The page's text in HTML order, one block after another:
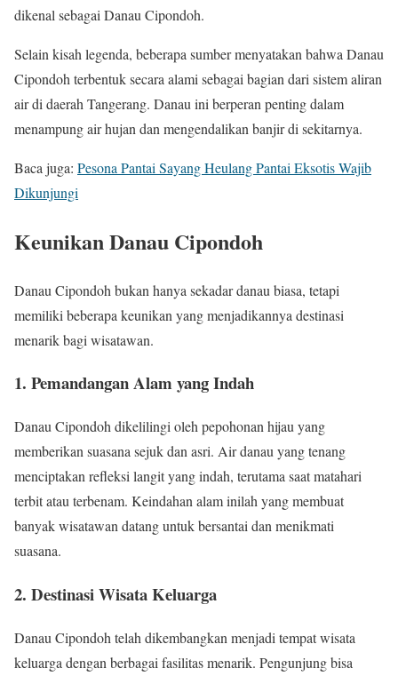
dikenal sebagai Danau Cipondoh.
Selain kisah legenda, beberapa sumber menyatakan bahwa Danau
Cipondoh terbentuk secara alami sebagai bagian dari sistem aliran
air di daerah Tangerang. Danau ini berperan penting dalam
menampung air hujan dan mengendalikan banjir di sekitarnya.
Baca juga: Pesona Pantai Sayang Heulang Pantai Eksotis Wajib
Dikunjungi
Keunikan Danau Cipondoh
Danau Cipondoh bukan hanya sekadar danau biasa, tetapi
memiliki beberapa keunikan yang menjadikannya destinasi
menarik bagi wisatawan.
1. Pemandangan Alam yang Indah
Danau Cipondoh dikelilingi oleh pepohonan hijau yang
memberikan suasana sejuk dan asri. Air danau yang tenang
menciptakan refleksi langit yang indah, terutama saat matahari
terbit atau terbenam. Keindahan alam inilah yang membuat
banyak wisatawan datang untuk bersantai dan menikmati
suasana.
2. Destinasi Wisata Keluarga
Danau Cipondoh telah dikembangkan menjadi tempat wisata
keluarga dengan berbagai fasilitas menarik. Pengunjung bisa